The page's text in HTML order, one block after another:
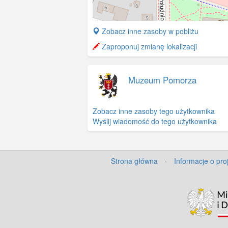
+
−
Zobacz inne zasoby w pobliżu
Zaproponuj zmianę lokalizacji
Muzeum Pomorza
Zobacz inne zasoby tego użytkownika
Wyślij wiadomość do tego użytkownika
Strona główna · Informacje o